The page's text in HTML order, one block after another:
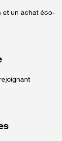
et un achat éco-